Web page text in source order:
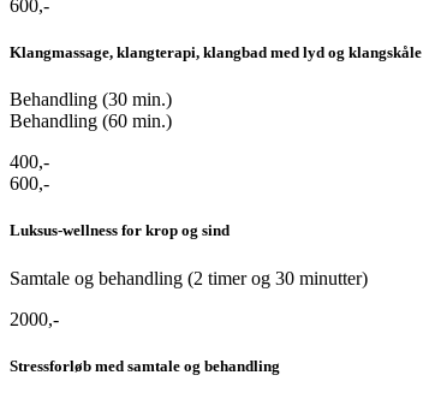
600,-
Klangmassage, klangterapi, klangbad med lyd og klangskåle
Behandling (30 min.)
Behandling (60 min.)
400,-
600,-
Luksus-wellness for krop og sind
Samtale og behandling (2 timer og 30 minutter)
2000,-
Stressforløb med samtale og behandling